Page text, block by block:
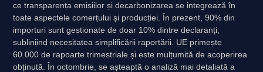
ce transparența emisiilor și decarbonizarea se integrează în
toate aspectele comerțului și producției. În prezent, 90% din
importuri sunt gestionate de doar 10% dintre declaranți,
subliniind necesitatea simplificării raportării. UE primește
60.000 de rapoarte trimestriale și este mulțumită de acoperirea
obținută. În octombrie, se așteaptă o analiză mai detaliată a